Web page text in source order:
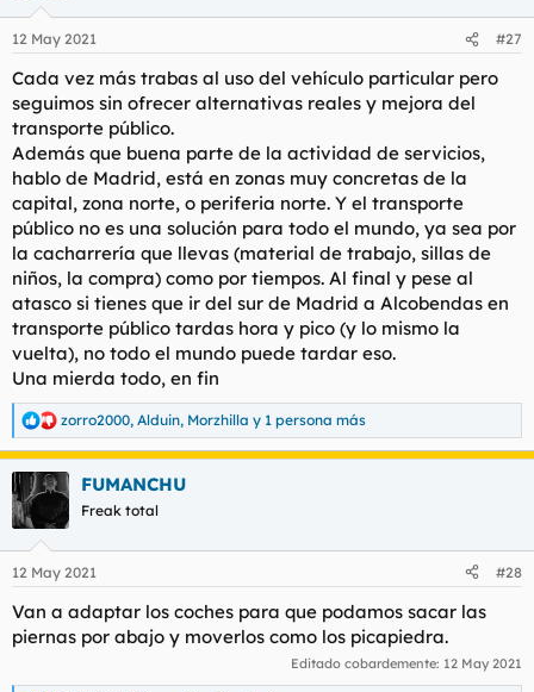
e
:
12 May 2021 #27
Cada vez más trabas al uso del vehículo particular pero
seguimos sin ofrecer alternativas reales y mejora del
transporte público.
Además que buena parte de la actividad de servicios,
hablo de Madrid, está en zonas muy concretas de la
capital, zona norte, o periferia norte. Y el transporte
público no es una solución para todo el mundo, ya sea por
la cacharrería que llevas (material de trabajo, sillas de
niños, la compra) como por tiempos. Al final y pese al
atasco si tienes que ir del sur de Madrid a Alcobendas en
transporte público tardas hora y pico (y lo mismo la
vuelta), no todo el mundo puede tardar eso.
Una mierda todo, en fin
R
e
a
c
i
e
:
zorro2000, Alduin, Morzhilla y 1 persona más
FUMANCHU
Freak total
12 May 2021 #28
Van a adaptar los coches para que podamos sacar las
piernas por abajo y moverlos como los picapiedra.
Editado cobardemente: 12 May 2021